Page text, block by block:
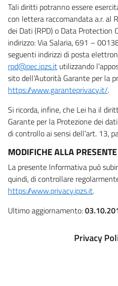
Tali diritti potranno essere
con lettera raccomandata a.r. al
dei Dati (RPD) o Data Protection
indirizzo: Via Salaria, 691 –
seguenti indirizzi di posta
rpd@pec.ipzs.it utilizzando
sito dell’Autorità Garante per la
https://www.garanteprivacy.it/.
Si ricorda, infine, che Lei ha il
Garante per la Protezione dei
di controllo ai sensi dell’art. 13,
MODIFICHE ALLA
La presente Informativa può
quindi, di controllare
https://www.privacy.ipzs.it.
Ultimo aggiornamento:
Privacy